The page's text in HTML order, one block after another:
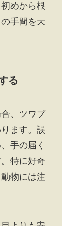
めから根
手間を大
る
、ツワブ
ます。誤
手の届く
特に好奇
物には注